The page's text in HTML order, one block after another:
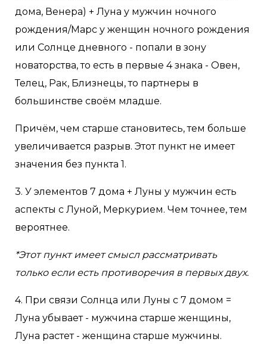
дома, Венера) + Луна у мужчин ночного
рождения/Марс у женщин ночного рождения
или Солнце дневного - попали в зону
новаторства, то есть в первые 4 знака - Овен,
Телец, Рак, Близнецы, то партнеры в
большинстве своём младше.
Причём, чем старше становитесь, тем больше
увеличивается разрыв. Этот пункт не имеет
значения без пункта 1.
3. У элементов 7 дома + Луны у мужчин есть
аспекты с Луной, Меркурием. Чем точнее, тем
вероятнее.
*Этот пункт имеет смысл рассматривать
только если есть противоречия в первых двух.
4. При связи Солнца или Луны с 7 домом =
Луна убывает - мужчина старше женщины,
Луна растет - женщина старше мужчины.